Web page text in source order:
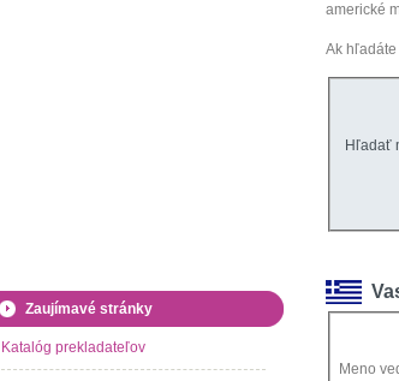
americké
Ak hľadáte
Hľadať
Meno
Zaujímavé stránky
Katalóg prekladateľov